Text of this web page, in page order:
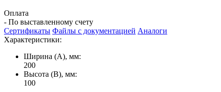
Оплата
- По выставленному счету
Сертификаты Файлы с документацией Аналоги
Характеристики:
Ширина (А), мм:
200
Высота (В), мм:
100